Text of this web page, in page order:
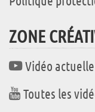
ZONE
Vidéo actuelle
Toutes les